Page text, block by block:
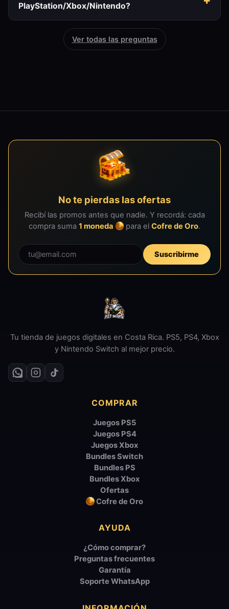
PlayStation/Xbox/Nintendo?
Ver todas las preguntas
No te pierdas las ofertas
Recibí las promos antes que nadie. Y recordá: cada
compra suma 1 moneda para elCofre de Oro.
Suscribirme
Tu tienda de juegos digitales en Costa Rica. PS5, PS4, Xbox
y Nintendo Switch al mejor precio.
COMPRAR
Juegos PS5
Juegos PS4
Juegos Xbox
Bundles Switch
Bundles PS
Bundles Xbox
Ofertas
Cofre de Oro
AYUDA
¿Cómo comprar?
Preguntas frecuentes
Garantía
Soporte WhatsApp